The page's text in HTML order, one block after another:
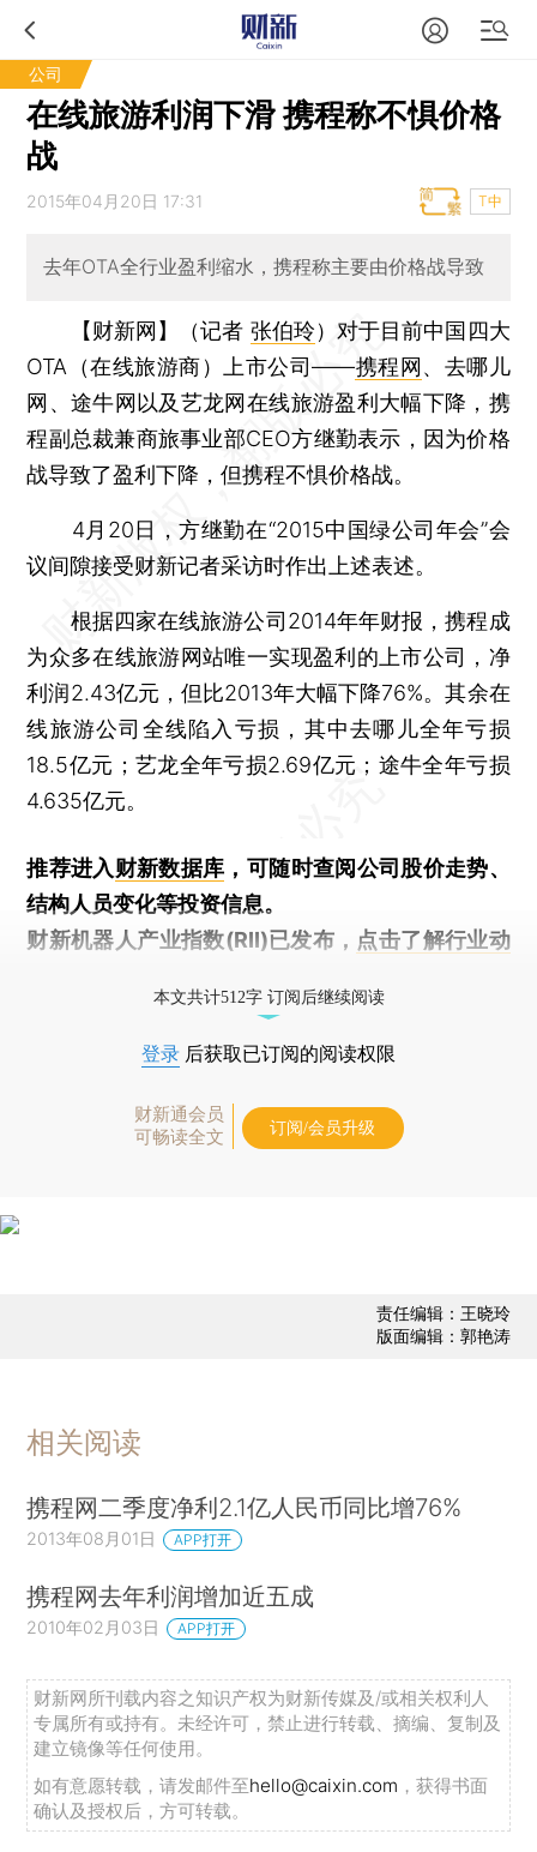
公司
在线旅游利润下滑 携程称不惧价格
战
2015年04月20日 17:31 T中
去年OTA全行业盈利缩水，携程称主要由价格战导致
【财新网】（记者 张伯玲） 对于目前中国四大
OTA（在线旅游商）上市公司——携程网 、去哪儿
网、途牛网以及艺龙网在线旅游盈利大幅下降，携
程副总裁兼商旅事业部CEO方继勤表示，因为价格
战导致了盈利下降，但携程不惧价格战。
4月20日，方继勤在“2015中国绿公司年会”会
议间隙接受财新记者采访时作出上述表述。
根据四家在线旅游公司2014年年财报，携程成
为众多在线旅游网站唯一实现盈利的上市公司，净
利润2.43亿元，但比2013年大幅下降76%。其余在
线旅游公司全线陷入亏损，其中去哪儿全年亏损
18.5亿元；艺龙全年亏损2.69亿元；途牛全年亏损
4.635亿元。
推荐进入财新数据库 ，可随时查阅公司股价走势、
结构人员变化等投资信息。
财新机器人产业指数(RII)已发布， 点击了解行业动
本文共计512字 订阅后继续阅读
登录 后获取已订阅的阅读权限
财新通会员
可畅读全文
订阅/会员升级
责任编辑：王晓玲
版面编辑：郭艳涛
相关阅读
携程网二季度净利2.1亿人民币同比增76%
2013年08月01日 APP打开
携程网去年利润增加近五成
2010年02月03日 APP打开
财新网所刊载内容之知识产权为财新传媒及/或相关权利人
专属所有或持有。未经许可，禁止进行转载、摘编、复制及
建立镜像等任何使用。
如有意愿转载，请发邮件至hello@caixin.com ，获得书面
确认及授权后，方可转载。